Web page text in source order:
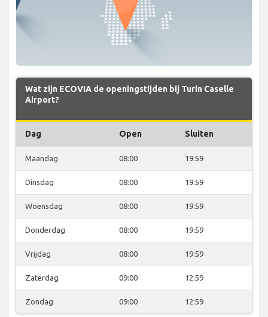
Wat zijn ECOVIA de openingstijden bij Turin Caselle
Airport?
Dag Open Sluiten
Maandag 08:00 19:59
Dinsdag 08:00 19:59
Woensdag 08:00 19:59
Donderdag 08:00 19:59
Vrijdag 08:00 19:59
Zaterdag 09:00 12:59
Zondag 09:00 12:59